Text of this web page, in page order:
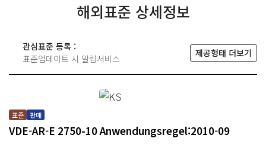
해외표준 상세정보
관심표준 등록 :
표준업데이트 시 알림서비스
제공형태 더보기
표준 판매
VDE-AR-E 2750-10 Anwendungsregel:2010-09